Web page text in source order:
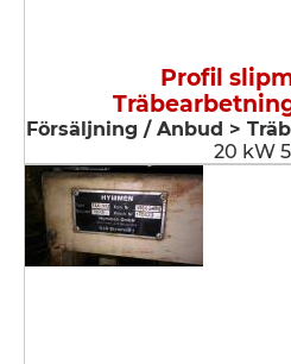
Profil
Försäljning / Anbud >
20 kW